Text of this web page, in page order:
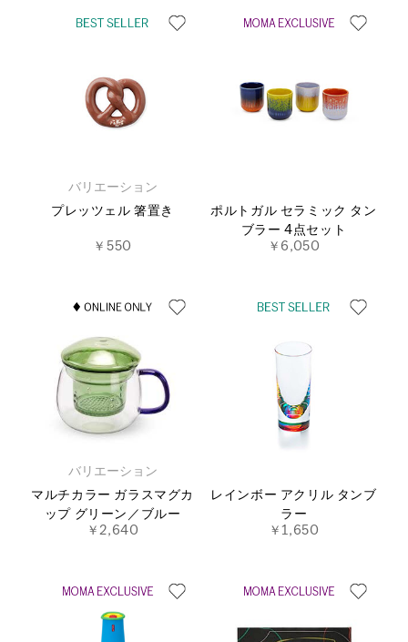
バリエーション
プレッツェル 箸置き
￥550
ポルトガル セラミック タン
ブラー 4点セット
￥6,050
バリエーション
マルチカラー ガラスマグカ
ップ グリーン／ブルー
￥2,640
レインボー アクリル タンブ
ラー
￥1,650